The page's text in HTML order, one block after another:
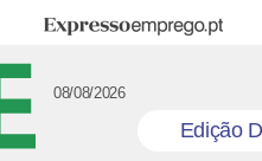
Expresso Emprego
08/08/2026
Edição